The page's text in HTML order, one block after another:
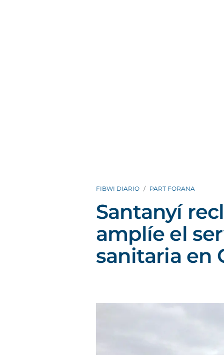
FIBWI DIARIO PART FORANA
Santanyí
amplíe el
sanitaria en